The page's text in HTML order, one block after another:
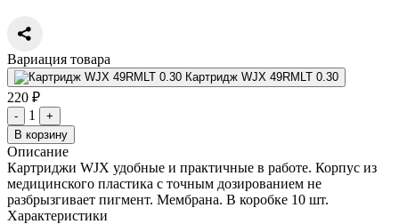
Вариация товара
Картридж WJX 49RMLT 0.30
220 ₽
- 1
+
В корзину
Описание
Картриджи WJX удобные и практичные в работе. Корпус из
медицинского пластика с точным дозированием не
разбрызгивает пигмент. Мембрана. В коробке 10 шт.
Характеристики